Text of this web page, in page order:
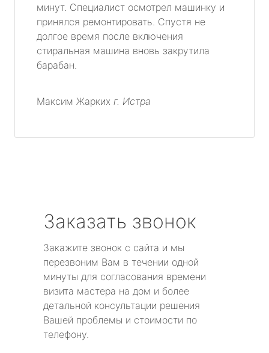
минут. Специалист осмотрел машинку и
принялся ремонтировать. Спустя не
долгое время после включения
стиральная машина вновь закрутила
барабан.
Максим Жарких г. Истра
Заказать звонок
Закажите звонок с сайта и мы
перезвоним Вам в течении одной
минуты для согласования времени
визита мастера на дом и более
детальной консультации решения
Вашей проблемы и стоимости по
телефону.